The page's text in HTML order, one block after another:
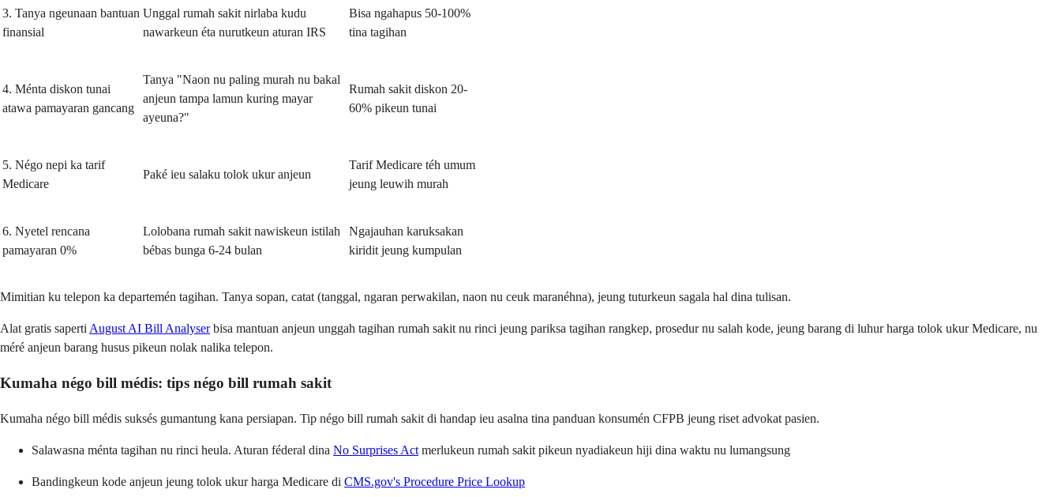
3. Tanya ngeunaan bantuan
finansial
Unggal rumah sakit nirlaba kudu
nawarkeun éta nurutkeun aturan IRS
Bisa ngahapus 50-100%
tina tagihan
4. Ménta diskon tunai
atawa pamayaran gancang
Tanya "Naon nu paling murah nu bakal
anjeun tampa lamun kuring mayar
ayeuna?"
Rumah sakit diskon 20-
60% pikeun tunai
5. Négo nepi ka tarif
Medicare
Paké ieu salaku tolok ukur anjeun
Tarif Medicare téh umum
jeung leuwih murah
6. Nyetel rencana
pamayaran 0%
Lolobana rumah sakit nawiskeun istilah
bébas bunga 6-24 bulan
Ngajauhan karuksakan
kiridit jeung kumpulan
Mimitian ku telepon ka departemén tagihan. Tanya sopan, catat (tanggal, ngaran perwakilan, naon nu ceuk maranéhna), jeung tuturkeun sagala hal dina tulisan.
Alat gratis saperti August AI Bill Analyserbisa mantuan anjeun unggah tagihan rumah sakit nu rinci jeung pariksa tagihan rangkep, prosedur nu salah kode, jeung barang di luhur harga tolok ukur Medicare, nu
méré anjeun barang husus pikeun nolak nalika telepon.
Kumaha négo bill médis: tips négo bill rumah sakit
Kumaha négo bill médis suksés gumantung kana persiapan. Tip négo bill rumah sakit di handap ieu asalna tina panduan konsumén CFPB jeung riset advokat pasien.
Salawasna ménta tagihan nu rinci heula. Aturan féderal dina No Surprises Act merlukeun rumah sakit pikeun nyadiakeun hiji dina waktu nu lumangsung
Bandingkeun kode anjeun jeung tolok ukur harga Medicare di CMS.gov's Procedure Price Lookup